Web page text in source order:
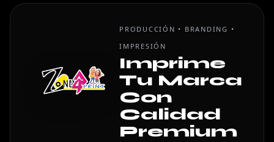
PRODUCCIÓN • BRANDING •
IMPRESIÓN
Imprime
Tu Marca
Con
Calidad
Premium